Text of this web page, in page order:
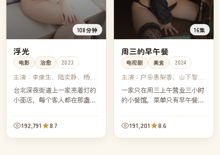
108分钟
浮光
电影 治愈 2023
主演： 李康生、陆奕静、杨贵
媚、苗天
台北深夜街道上一家亮着灯的
小面店，每个客人都在那盏黄
乎没有对白，灯影里却写满了
城市最深的沉默。
192,791 8.7
16集
周三的早午餐
电视剧 美食 2024
主演： 户田惠梨香、山下智
久、田中泯、永山瑛太
一家只在周三上午营业三小时
的小餐馆，菜单只有早午餐。
一段无法对家人言说的心事，
由一道菜替他们说完。
191,201 8.6